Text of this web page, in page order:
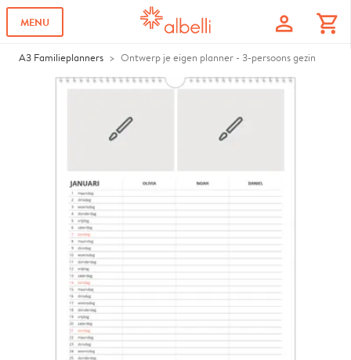
MENU profile shopping_cart
A3 Familieplanners Ontwerp je eigen planner - 3-persoons gezin